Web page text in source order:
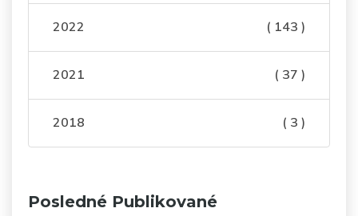
2022 ( 143 )
2021 ( 37 )
2018 ( 3 )
Posledné Publikované